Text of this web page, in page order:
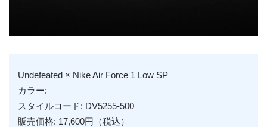
Undefeated × Nike Air Force 1 Low SP
カラー:
スタイルコード: DV5255-500
販売価格: 17,600円（税込）